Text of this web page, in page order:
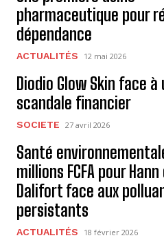
pharmaceutique pour
dépendance
ACTUALITÉS 12 mai 2026
Diodio Glow Skin face à
scandale financier
SOCIETE 27 avril 2026
Santé
millions FCFA pour
Dalifort face aux
persistants
ACTUALITÉS 18 février 2026